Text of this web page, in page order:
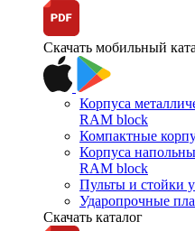
Скачать мобильный
Корпуса
RAM block
Компактные
Корпуса
RAM block
Пульты и стойки
Ударопрочные
Скачать каталог